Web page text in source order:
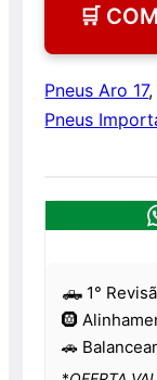
🛒
Pneus Aro 17,
Pneus
🛻 1°
🛞
🚗